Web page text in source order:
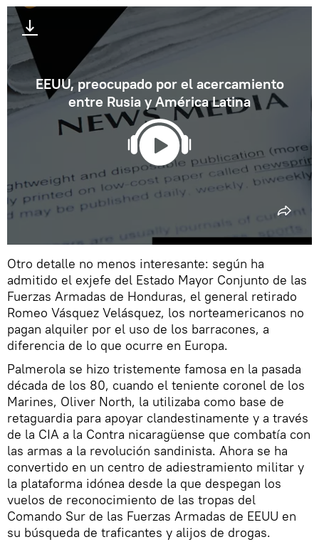
EEUU, preocupado por el acercamiento
entre Rusia y América Latina
Otro detalle no menos interesante: según ha
admitido el exjefe del Estado Mayor Conjunto de las
Fuerzas Armadas de Honduras, el general retirado
Romeo Vásquez Velásquez, los norteamericanos no
pagan alquiler por el uso de los barracones, a
diferencia de lo que ocurre en Europa.
Palmerola se hizo tristemente famosa en la pasada
década de los 80, cuando el teniente coronel de los
Marines, Oliver North, la utilizaba como base de
retaguardia para apoyar clandestinamente y a través
de la CIA a la Contra nicaragüense que combatía con
las armas a la revolución sandinista. Ahora se ha
convertido en un centro de adiestramiento militar y
la plataforma idónea desde la que despegan los
vuelos de reconocimiento de las tropas del
Comando Sur de las Fuerzas Armadas de EEUU en
su búsqueda de traficantes y alijos de drogas.